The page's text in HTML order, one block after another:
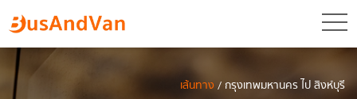
เส้นทาง/ กรุงเทพมหานคร ไป สิงห์บุรี